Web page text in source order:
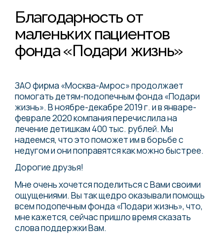
Благодарность от
маленьких пациентов
фонда «Подари жизнь»
ЗАО фирма «Москва-Амрос» продолжает
помогать детям-подопечным фонда «Подари
жизнь». В ноябре-декабре 2019 г. и в январе-
феврале 2020 компания перечислила на
лечение детишкам 400 тыс. рублей. Мы
надеемся, что это поможет им в борьбе с
недугом и они поправятся как можно быстрее.
Дорогие друзья!
Мне очень хочется поделиться с Вами своими
ощущениями. Вы так щедро оказывали помощь
всем подопечным фонда «Подари жизнь», что,
мне кажется, сейчас пришло время сказать
слова поддержки Вам.